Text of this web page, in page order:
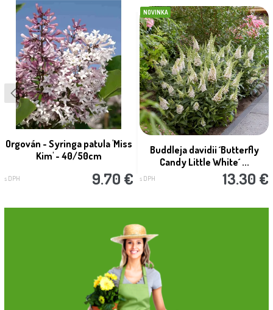
Orgován - Syringa patula 'Miss
Kim' - 40/50cm
s DPH 9.70 €
NOVINKA
Buddleja davidii ´Butterfly
Candy Little White´ ...
s DPH 13.30 €